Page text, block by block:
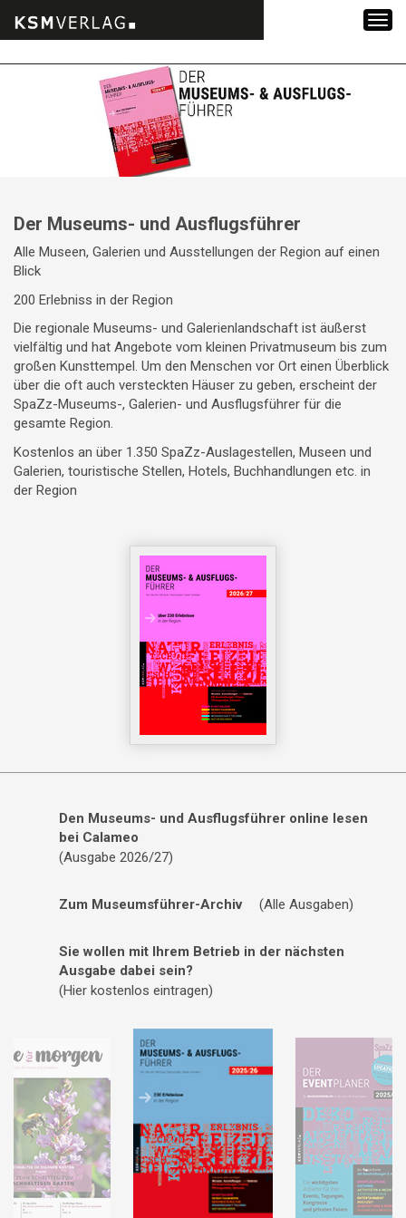
Der Museums- und Ausflugsführer
Alle Museen, Galerien und Ausstellungen der Region auf einen
Blick
200 Erlebniss in der Region
Die regionale Museums- und Galerienlandschaft ist äußerst
vielfältig und hat Angebote vom kleinen Privatmuseum bis zum
großen Kunsttempel. Um den Menschen vor Ort einen Überblick
über die oft auch versteckten Häuser zu geben, erscheint der
SpaZz-Museums-, Galerien- und Ausflugsführer für die
gesamte Region.
Kostenlos an über 1.350 SpaZz-Auslagestellen, Museen und
Galerien, touristische Stellen, Hotels, Buchhandlungen etc. in
der Region
Den Museums- und Ausflugsführer online lesen
bei Calameo
(Ausgabe 2026/27)
Zum Museumsführer-Archiv (Alle Ausgaben)
Sie wollen mit Ihrem Betrieb in der nächsten
Ausgabe dabei sein?
(Hier kostenlos eintragen)